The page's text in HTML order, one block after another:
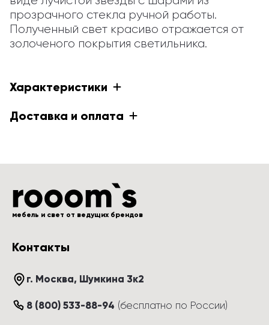
прозрачного стекла ручной работы.
Полученный свет красиво отражается от
золоченого покрытия светильника.
Характеристики
Доставка и оплата
мебель и свет от ведущих брендов
Контакты
г. Москва, Шумкина 3к2
8 (800) 533-88-94 (бесплатно по России)